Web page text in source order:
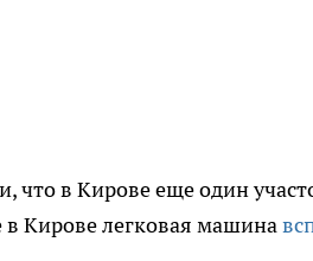
что в Кирове еще один
в Кирове легковая машина